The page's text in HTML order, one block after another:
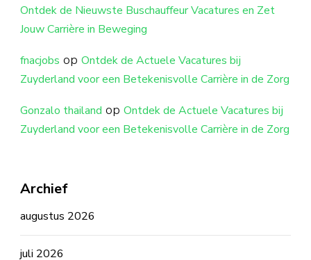
Ontdek de Nieuwste Buschauffeur Vacatures en Zet
Jouw Carrière in Beweging
fnacjobs op Ontdek de Actuele Vacatures bij
Zuyderland voor een Betekenisvolle Carrière in de Zorg
Gonzalo thailand op Ontdek de Actuele Vacatures bij
Zuyderland voor een Betekenisvolle Carrière in de Zorg
Archief
augustus 2026
juli 2026